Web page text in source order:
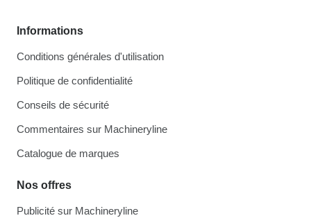
Informations
Conditions générales d'utilisation
Politique de confidentialité
Conseils de sécurité
Commentaires sur Machineryline
Catalogue de marques
Nos offres
Publicité sur Machineryline